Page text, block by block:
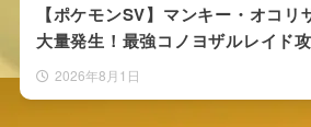
【ポケモンSV】マンキー・オコ
大量発生！最強コノヨザルレイド
2026年8月1日